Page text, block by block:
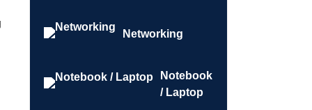
Networking
Notebook
/ Laptop